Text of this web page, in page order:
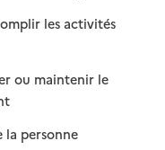
les activités
ou maintenir le
disponible
la personne: disponible
: non disponible